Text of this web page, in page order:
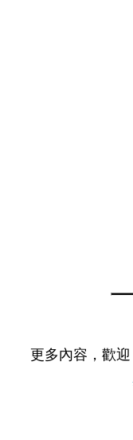
更多內容，歡迎